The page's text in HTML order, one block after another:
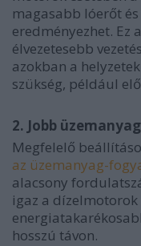
magasabb lóerőt
eredményezhet. Ez
élvezetesebb
azokban a
szükség, például
2. Jobb
Megfelelő
az üzemanyag-
alacsony
igaz a dízelmotorok
hosszú távon.